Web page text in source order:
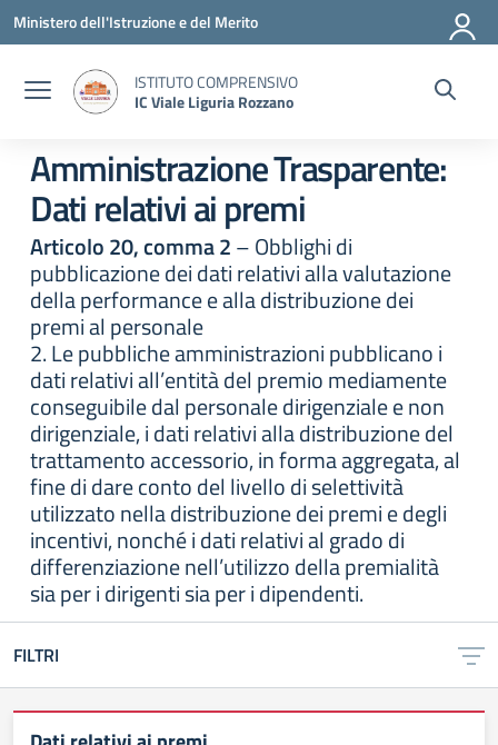
Vai ai contenuti
Vai al menu di navigazione
Vai al footer
Ministero dell'Istruzione e del Merito
ISTITUTO COMPRENSIVO
IC Viale Liguria Rozzano
Amministrazione Trasparente:
Dati relativi ai premi
Articolo 20, comma 2– Obblighi di
pubblicazione dei dati relativi alla valutazione
della performance e alla distribuzione dei
premi al personale
2. Le pubbliche amministrazioni pubblicano i
dati relativi all’entità del premio mediamente
conseguibile dal personale dirigenziale e non
dirigenziale, i dati relativi alla distribuzione del
trattamento accessorio, in forma aggregata, al
fine di dare conto del livello di selettività
utilizzato nella distribuzione dei premi e degli
incentivi, nonché i dati relativi al grado di
differenziazione nell’utilizzo della premialità
sia per i dirigenti sia per i dipendenti.
FILTRI